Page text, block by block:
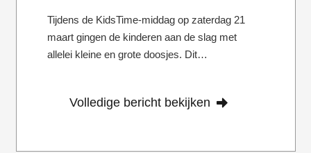
Tijdens de KidsTime-middag op zaterdag 21
maart gingen de kinderen aan de slag met
allelei kleine en grote doosjes. Dit…
Volledige bericht bekijken